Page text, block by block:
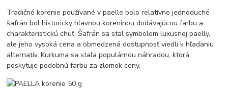
Tradičné korenie používané v paelle bolo relatívne jednoduché -
šafrán bol historicky hlavnou koreninou dodávajúcou farbu a
charakteristickú chuť. Šafrán sa stal symbolom luxusnej paelly,
ale jeho vysoká cena a obmedzená dostupnosť viedli k hľadaniu
alternatív. Kurkuma sa stala populárnou náhradou, ktorá
poskytuje podobnú farbu za zlomok ceny.